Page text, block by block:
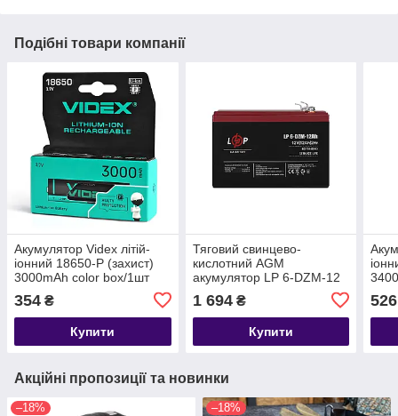
Подібні товари компанії
Акумулятор Videx літій-
іонний 18650-P (захист)
3000mAh color box/1шт
354 ₴
Купити
Тяговий свинцево-
кислотний AGM
акумулятор LP 6-DZM-12
1 694₴
Купити
526
Акційні пропозиції та новинки
–18% –18%